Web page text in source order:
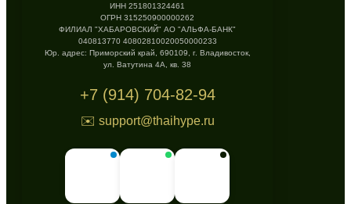
ИНН 251801324461
ОГРН 315250900000262
ФИЛИАЛ "ХАБАРОВСКИЙ" АО "АЛЬФА-БАНК"
040813770 40802810020050000233
Юр. адрес: Приморский край, 690109, г. Владивосток,
ул. Ватутина 4А, кв. 38
+7 (914) 704-82-94
✉️ support@thaihype.ru